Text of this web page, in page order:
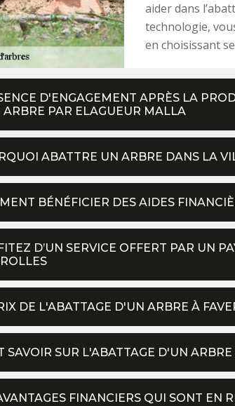
aider dans
technologie,
en choisissant
D'ENGAGEMENT APRÈS LA
ARBRE PAR ELAGUEUR MALLA
ABATTRE UN ARBRE DANS LA
BÉNÉFICIER DES AIDES
D’UN SERVICE OFFERT PAR UN
DE L'ABATTAGE D'UN ARBRE À
SAVOIR SUR L'ABATTAGE D'UN
FINANCIERS QUI SONT EN